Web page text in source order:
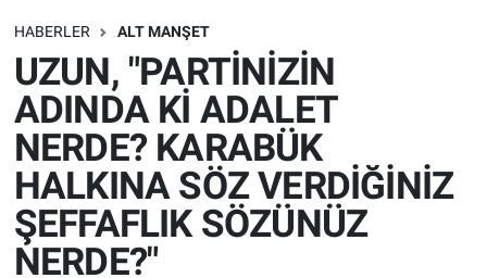
HABERLER ALT MANŞET
UZUN, "PARTİNİZİN
ADINDA Kİ ADALET
NERDE? KARABÜK
HALKINA SÖZ VERDİĞİNİZ
ŞEFFAFLIK SÖZÜNÜZ
NERDE?"